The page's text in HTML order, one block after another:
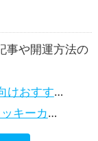
事や開運方法の
すすめ本
活用法を解説